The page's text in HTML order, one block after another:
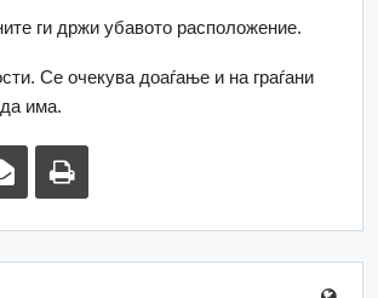
ги држи убавото расположение.
Се очекува доаѓање и на граѓани
има.